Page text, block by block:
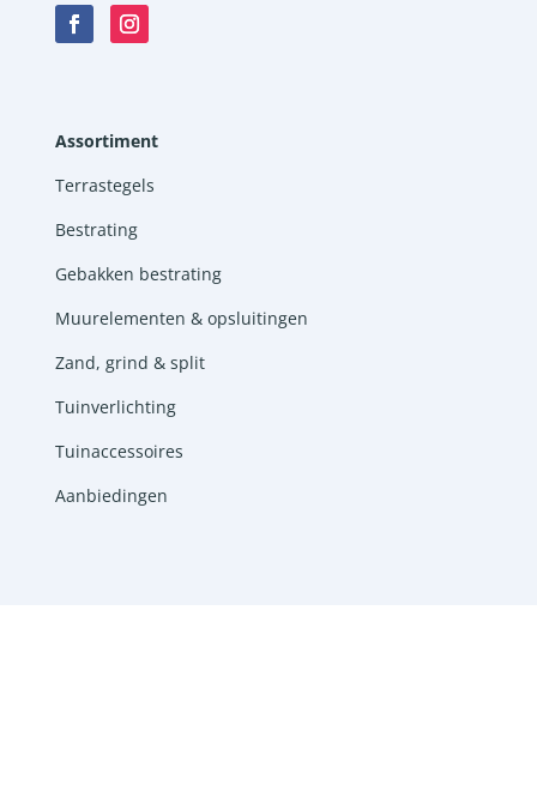
Assortiment
Terrastegels
Bestrating
Gebakken bestrating
Muurelementen & opsluitingen
Zand, grind & split
Tuinverlichting
Tuinaccessoires
Aanbiedingen